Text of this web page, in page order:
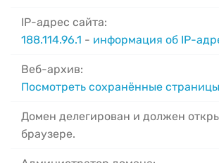
IP-адрес сайта:
188.114.96.1 - информация об IP-
Веб-архив:
Посмотреть сохранённые страницы
Домен делегирован и должен
браузере.